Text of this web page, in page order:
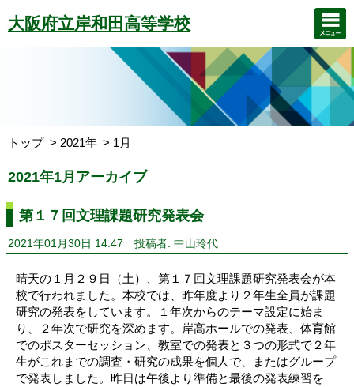
大阪府立岸和田高等学校
トップ 2021年 1月
2021年1月アーカイブ
第１７回文理課題研究発表会
2021年01月30日 14:47 投稿者: 中山玲代
晴天の１月２９日（土）、第１７回文理課題研究発表会が本
校で行われました。本校では、昨年度より２年生全員が課題
研究の発表をしています。１年次からのテーマ設定に始ま
り、２年次で研究を深めます。岸高ホールでの発表、体育館
でのポスターセッション、教室での発表と３つの形式で２年
生がこれまでの調査・研究の成果を個人で、またはグループ
で発表しました。昨日は午後より準備と最後の発表練習を